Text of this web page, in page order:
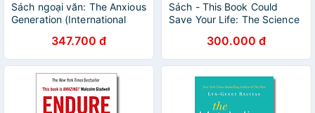
Sách ngoại văn: The Anxious
Generation (International
347.700 đ
Sách - This Book Could
Save Your Life: The Science
Graham Lawton
300.000 đ